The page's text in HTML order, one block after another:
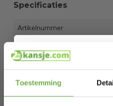
Toestemming
Specificaties
Artikelnummer
SKU
Gerelateerde
Schrijf je in en